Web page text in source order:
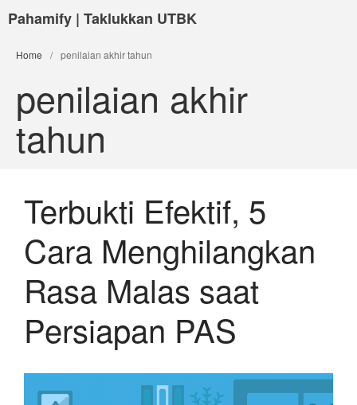
Pahamify | Taklukkan UTBK
Home / penilaian akhir tahun
penilaian akhir
tahun
Terbukti Efektif, 5
Cara Menghilangkan
Rasa Malas saat
Persiapan PAS